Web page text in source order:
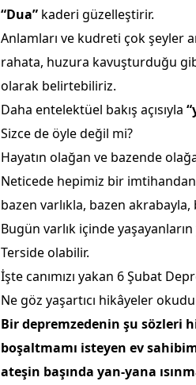
“Dua” kaderi güzelleştirir.
Anlamları ve kudreti çok şeyler
rahata, huzura kavuşturduğu
olarak belirtebiliriz.
Daha entelektüel bakış açısıyla
Sizce de öyle değil mi?
Hayatın olağan ve bazende
Neticede hepimiz bir
bazen varlıkla, bazen
Bugün varlık içinde
Terside olabilir.
İşte canımızı yakan 6 Şubat
Ne göz yaşartıcı hikâyeler
Bir depremzedenin şu sözleri
boşaltmamı isteyen ev
ateşin başında yan-yana